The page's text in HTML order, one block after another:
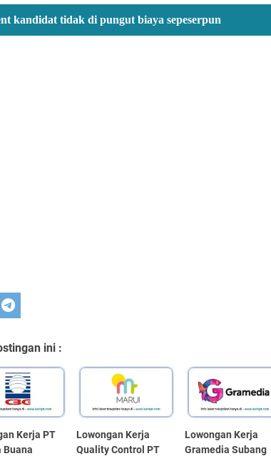
kandidat tidak di pungut biaya sepeserpun
ini :
Kerja PT
Buana
Lowongan Kerja
Quality Control PT
Lowongan Kerja
Gramedia Subang